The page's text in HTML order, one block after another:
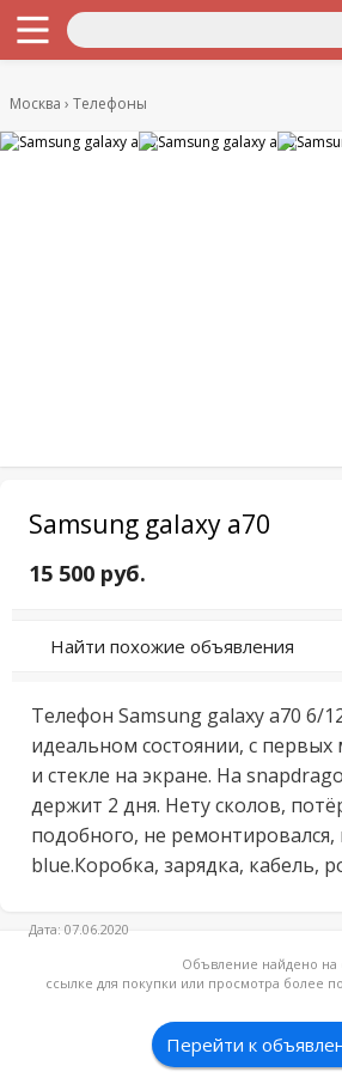
Москва Телефоны
Samsung galaxy a70
15 500 руб.
Найти похожие объявления
Телефон Samsung galaxy a70 6/
идеальном состоянии, с первых
и стекле на экране. На
держит 2 дня. Нету сколов,
подобного, не ремонтировался,
blue.Коробка, зарядка, кабель,
Дата: 07.06.2020
Объвление найдено на
ссылке для покупки или просмотра более
Перейти к